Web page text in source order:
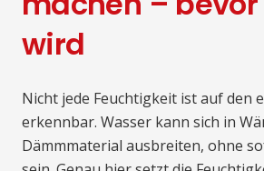
wird
Nicht jede Feuchtigkeit ist auf den
erkennbar. Wasser kann sich in
Dämmmaterial ausbreiten, ohne